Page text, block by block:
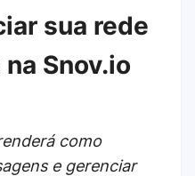
sua rede
Snov.io
como
e gerenciar